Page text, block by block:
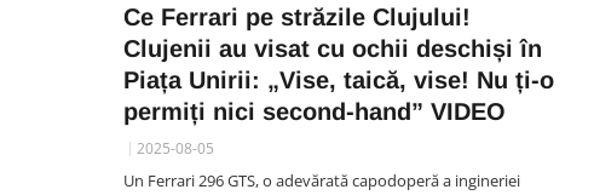
Ce Ferrari pe străzile Clujului!
Clujenii au visat cu ochii deschiși în
Piața Unirii: „Vise, taică, vise! Nu ți-o
permiți nici second-hand” VIDEO
2025-08-05
Un Ferrari 296 GTS, o adevărată capodoperă a ingineriei